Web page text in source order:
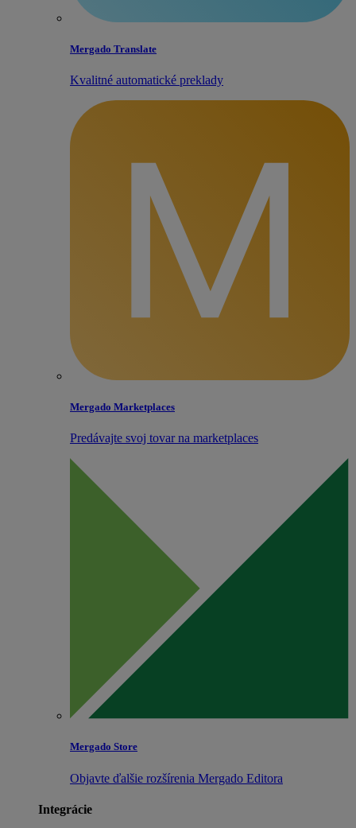
Mergado Translate
Kvalitné automatické preklady
Mergado Marketplaces
Predávajte svoj tovar na marketplaces
Mergado Store
Objavte ďalšie rozšírenia Mergado Editora
Integrácie